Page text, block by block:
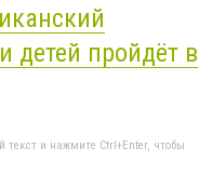
детей пройдёт в
и нажмите Ctrl+Enter, чтобы